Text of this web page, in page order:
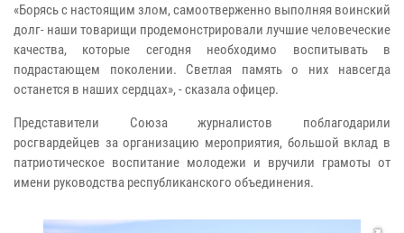
«Борясь с настоящим злом, самоотверженно выполняя воинский
долг- наши товарищи продемонстрировали лучшие человеческие
качества, которые сегодня необходимо воспитывать в
подрастающем поколении. Светлая память о них навсегда
останется в наших сердцах», - сказала офицер.
Представители Союза журналистов поблагодарили
росгвардейцев за организацию мероприятия, большой вклад в
патриотическое воспитание молодежи и вручили грамоты от
имени руководства республиканского объединения.